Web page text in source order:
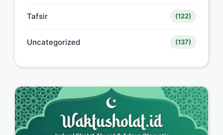
Tafsir (122)
Uncategorized (137)